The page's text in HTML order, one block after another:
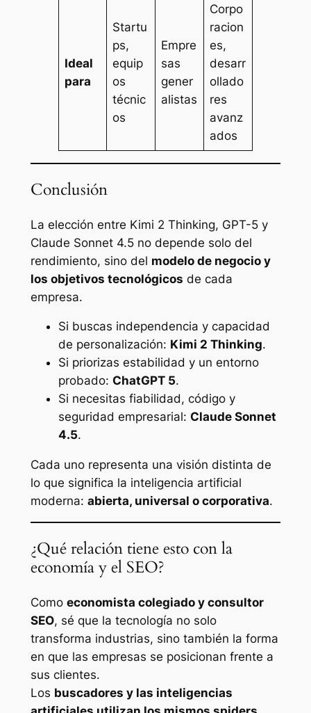
Ideal
para
Startu
ps,
equip
os
técnic
os
Empre
sas
gener
alistas
Corpo
racion
es,
desarr
ollado
res
avanz
ados
Conclusión
La elección entre Kimi 2 Thinking, GPT-5 y
Claude Sonnet 4.5 no depende solo del
rendimiento, sino del modelo de negocio y
los objetivos tecnológicos de cada
empresa.
Si buscas independencia y capacidad
de personalización: Kimi 2 Thinking.
Si priorizas estabilidad y un entorno
probado: ChatGPT 5.
Si necesitas fiabilidad, código y
seguridad empresarial: Claude Sonnet
4.5.
Cada uno representa una visión distinta de
lo que significa la inteligencia artificial
moderna: abierta, universal o corporativa.
¿Qué relación tiene esto con la
economía y el SEO?
Como economista colegiado y consultor
SEO, sé que la tecnología no solo
transforma industrias, sino también la forma
en que las empresas se posicionan frente a
sus clientes.
Los buscadores y las inteligencias